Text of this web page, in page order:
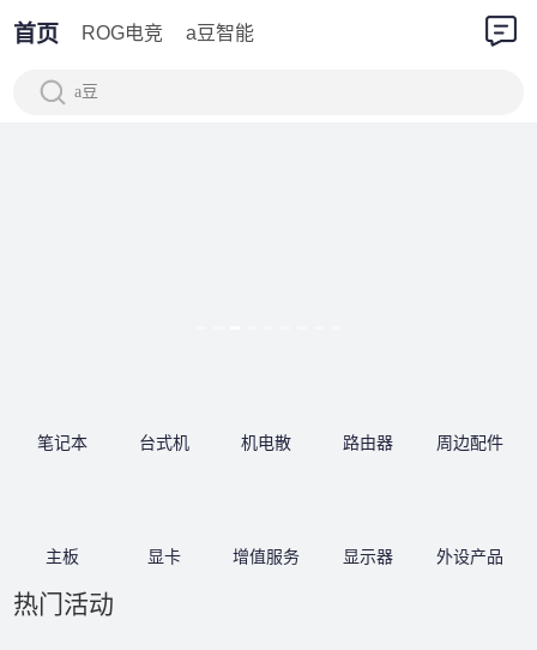
首页 ROG电竞 a豆智能
a豆
笔记本
主板
台式机
显卡
机电散
增值服务
路由器
显示器
周边配件
外设产品
热门活动